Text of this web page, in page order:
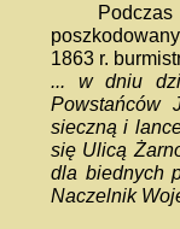
Podczas
1863 r.
... w dniu
sieczną i
się Ulicą
dla biednych
Naczelnik